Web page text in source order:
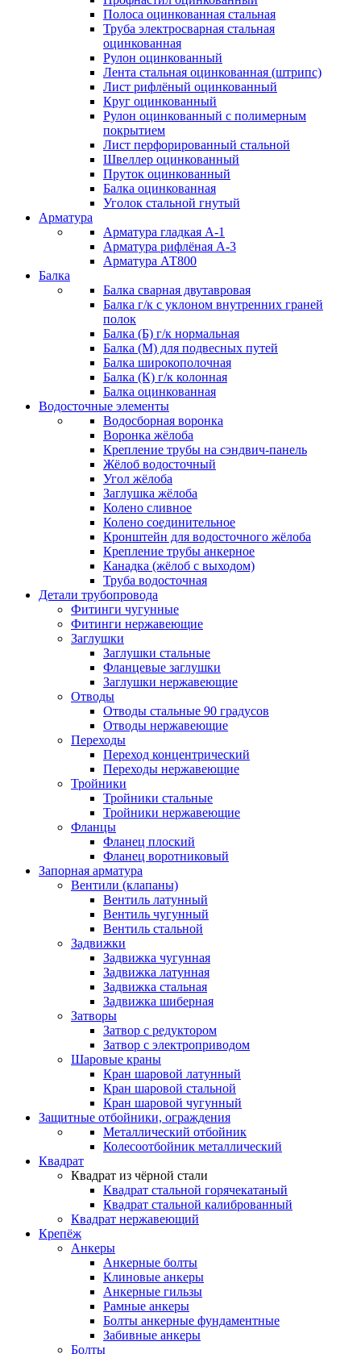
Полоса оцинкованная стальная
Труба электросварная стальная
оцинкованная
Рулон оцинкованный
Лента стальная оцинкованная (штрипс)
Лист рифлёный оцинкованный
Круг оцинкованный
Рулон оцинкованный с полимерным
покрытием
Лист перфорированный стальной
Швеллер оцинкованный
Пруток оцинкованный
Балка оцинкованная
Уголок стальной гнутый
Арматура
Арматура гладкая А-1
Арматура рифлёная А-3
Арматура АТ800
Балка
Балка сварная двутавровая
Балка г/к с уклоном внутренних граней
полок
Балка (Б) г/к нормальная
Балка (М) для подвесных путей
Балка широкополочная
Балка (К) г/к колонная
Балка оцинкованная
Водосточные элементы
Водосборная воронка
Воронка жёлоба
Крепление трубы на сэндвич-панель
Жёлоб водосточный
Угол жёлоба
Заглушка жёлоба
Колено сливное
Колено соединительное
Кронштейн для водосточного жёлоба
Крепление трубы анкерное
Канадка (жёлоб с выходом)
Труба водосточная
Детали трубопровода
Фитинги чугунные
Фитинги нержавеющие
Заглушки
Заглушки стальные
Фланцевые заглушки
Заглушки нержавеющие
Отводы
Отводы стальные 90 градусов
Отводы нержавеющие
Переходы
Переход концентрический
Переходы нержавеющие
Тройники
Тройники стальные
Тройники нержавеющие
Фланцы
Фланец плоский
Фланец воротниковый
Запорная арматура
Вентили (клапаны)
Вентиль латунный
Вентиль чугунный
Вентиль стальной
Задвижки
Задвижка чугунная
Задвижка латунная
Задвижка стальная
Задвижка шиберная
Затворы
Затвор с редуктором
Затвор с электроприводом
Шаровые краны
Кран шаровой латунный
Кран шаровой стальной
Кран шаровой чугунный
Защитные отбойники, ограждения
Металлический отбойник
Колесоотбойник металлический
Квадрат
Квадрат из чёрной стали
Квадрат стальной горячекатаный
Квадрат стальной калиброванный
Квадрат нержавеющий
Крепёж
Анкеры
Анкерные болты
Клиновые анкеры
Анкерные гильзы
Рамные анкеры
Болты анкерные фундаментные
Забивные анкеры
Болты